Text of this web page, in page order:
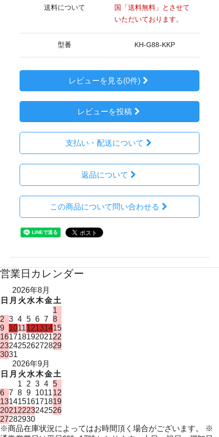
送料について
国「送料無料」とさせて
いただいております。
型番 KH-G88-KKP
レビューを見る(0件)
レビューを投稿
支払い・配送について
返品について
この商品について問い合わせる
営業日カレンダー
2026年8月
日 月 火 水木金土
1
2 3 4 5 6 7 8
9 101112131415
16171819202122
23242526272829
3031
2026年9月
日 月 火 水木金土
1
2 3 4 5
6 7 8 9 101112
13141516171819
20212223242526
27282930
※商品在庫状況によってはお時間頂く場合がございます。 ※